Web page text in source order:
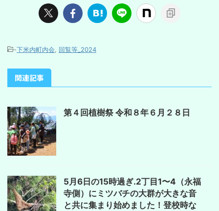
-下米内町内会, 回覧等_2024
関連記事
第４回植樹祭 令和８年６月２８日
5月6日の15時過ぎ.2丁目1〜4（永福
寺側）にミツバチの大群が大きな音
と共に集まり始めました！登校時な